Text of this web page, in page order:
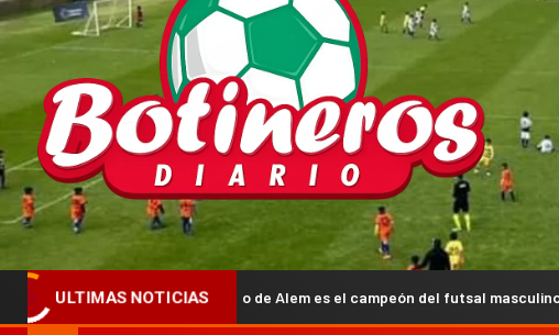
ULTIMAS NOTICIAS
Lorenzo de Alem es el campeón del futsal masculino en Capital